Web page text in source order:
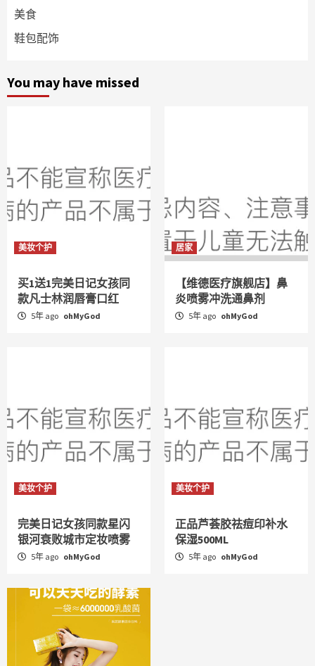
美食
鞋包配饰
You may have missed
美妆个护
买1送1完美日记女孩同
款凡士林润唇膏口红
5年 ago ohMyGod
居家
【维德医疗旗舰店】鼻
炎喷雾冲洗通鼻剂
5年 ago ohMyGod
美妆个护
完美日记女孩同款星闪
银河衰败城市定妆喷雾
5年 ago ohMyGod
美妆个护
正品芦荟胶祛痘印补水
保湿500ML
5年 ago ohMyGod